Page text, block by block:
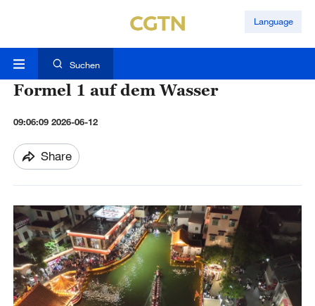
Language
Suchen
Formel 1 auf dem Wasser
09:06:09 2026-06-12
Share